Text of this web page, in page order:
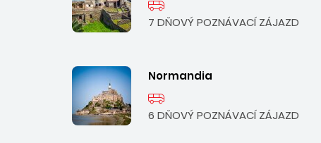
7 DŇOVÝ POZNÁVACÍ ZÁJAZD
Normandia
6 DŇOVÝ POZNÁVACÍ ZÁJAZD